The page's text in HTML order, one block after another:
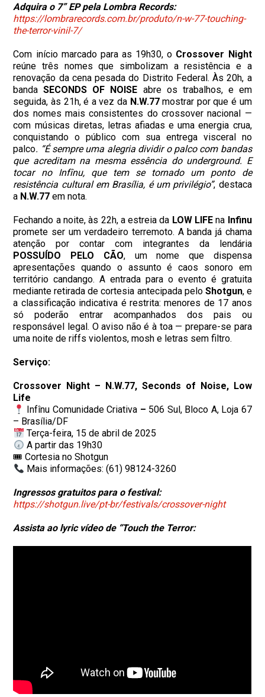
Adquira o 7” EP pela Lombra Records:
https://lombrarecords.com.br/produto/n-w-77-touching-
the-terror-vinil-7/
Com início marcado para as 19h30, o Crossover Night
reúne três nomes que simbolizam a resistência e a
renovação da cena pesada do Distrito Federal. Às 20h, a
bandaSECONDS OF NOISE abre os trabalhos, e em
seguida, às 21h, é a vez da N.W.77mostrar por que é um
dos nomes mais consistentes do crossover nacional —
com músicas diretas, letras afiadas e uma energia crua,
conquistando o público com sua entrega visceral no
palco. “É sempre uma alegria dividir o palco com bandas
que acreditam na mesma essência do underground. E
tocar no Infînu, que tem se tornado um ponto de
resistência cultural em Brasília, é um privilégio”, destaca
a N.W.77 em nota.
Fechando a noite, às 22h, a estreia da LOW LIFE na Infinu
promete ser um verdadeiro terremoto. A banda já chama
atenção por contar com integrantes da lendária
POSSUÍDO PELO CÃO, um nome que dispensa
apresentações quando o assunto é caos sonoro em
território candango. A entrada para o evento é gratuita
mediante retirada de cortesia antecipada pelo Shotgun, e
a classificação indicativa é restrita: menores de 17 anos
só poderão entrar acompanhados dos pais ou
responsável legal. O aviso não é à toa — prepare-se para
uma noite de riffs violentos, mosh e letras sem filtro.
Serviço:
Crossover Night – N.W.77, Seconds of Noise, Low
Life
Infînu Comunidade Criativa – 506 Sul, Bloco A, Loja 67
– Brasília/DF
Terça-feira, 15 de abril de 2025
A partir das 19h30
🎟 Cortesia no Shotgun
Mais informações: (61) 98124-3260
Ingressos gratuitos para o festival:
https://shotgun.live/pt-br/festivals/crossover-night
Assista ao lyric vídeo de “Touch the Terror: